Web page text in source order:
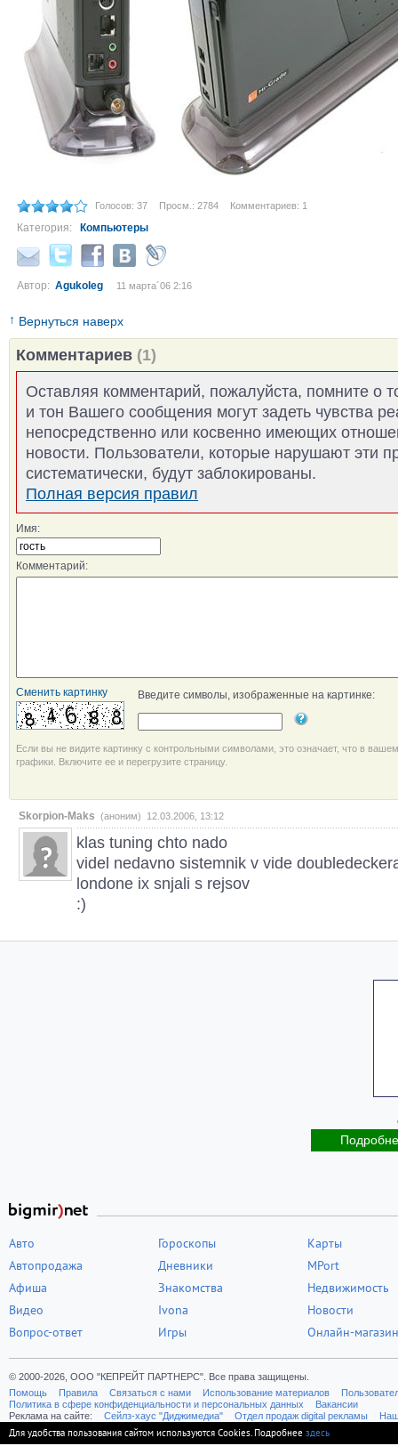
Голосов: 37 Просм.: 2784 Комментариев: 1
Категория: Компьютеры
Автор: Agukoleg 11 марта´06 2:16
↑ Вернуться наверх
Комментариев (1)
Оставляя комментарий, пожалуйста, помните о
и тон Вашего сообщения могут задеть чувства
непосредственно или косвенно имеющих
новости. Пользователи, которые нарушают эти
систематически, будут заблокированы.
Полная версия правил
Имя:
Комментарий:
Сменить картинку Введите символы, изображенные на картинке:
Если вы не видите картинку с контрольными символами, это означает, что в
графики. Включите ее и перегрузите страницу.
Skorpion-Maks (аноним) 12.03.2006, 13:12
klas tuning chto nado
videl nedavno sistemnik v vide
londone ix snjali s rejsov
:)
Авто
Автопродажа
Афиша
Видео
Вопрос-ответ
Гороскопы
Дневники
Знакомства
Ivona
Игры
Карты
MPort
Недвижимость
Новости
Онлайн-магазин
© 2000-2026, ООО "КЕПРЕЙТ ПАРТНЕРС". Все права защищены.
Помощь
Правила Связаться с нами Использование материалов
Политика в сфере конфиденциальности и персональных данных
Вакансии
Реклама на сайте:
Cейлз-хаус "Диджимедиа" Отдел продаж digital рекламы
Для удобства пользования сайтом используются Cookies. Подробнее здесь